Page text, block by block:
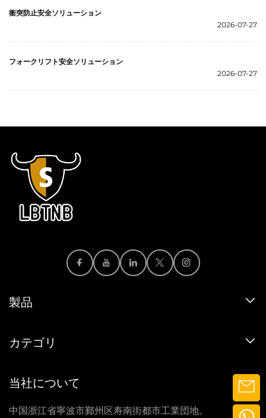
衝突防止安全ソリューション
2026-07-27
フォークリフト安全ソリューション
2026-07-27
製品
カテゴリ
当社について
中国浙江省寧波市鄞州区寿南街都市工業団地。